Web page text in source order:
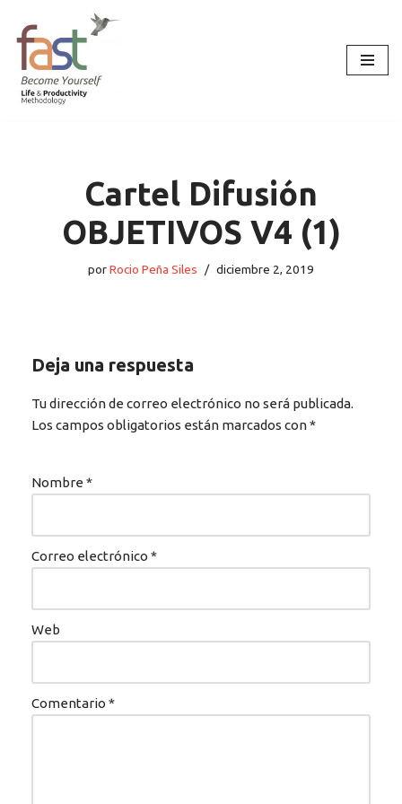
Saltar
al
contenido
Cartel Difusión
OBJETIVOS V4 (1)
porRocio Peña Siles diciembre 2, 2019
Deja una respuesta
Tu dirección de correo electrónico no será publicada.
Los campos obligatorios están marcados con*
Nombre *
Correo electrónico *
Web
Comentario *